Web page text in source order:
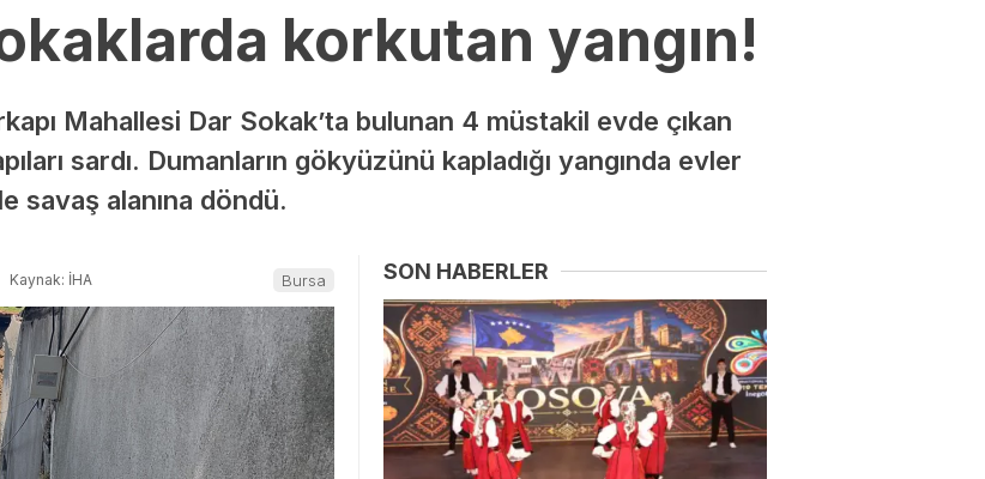
korkutan yangın!
Mahallesi Dar Sokak’ta bulunan 4 müstakil evde çıkan
sardı. Dumanların gökyüzünü kapladığı yangında evler
savaş alanına döndü.
Kaynak: İHA Bursa SON HABERLER